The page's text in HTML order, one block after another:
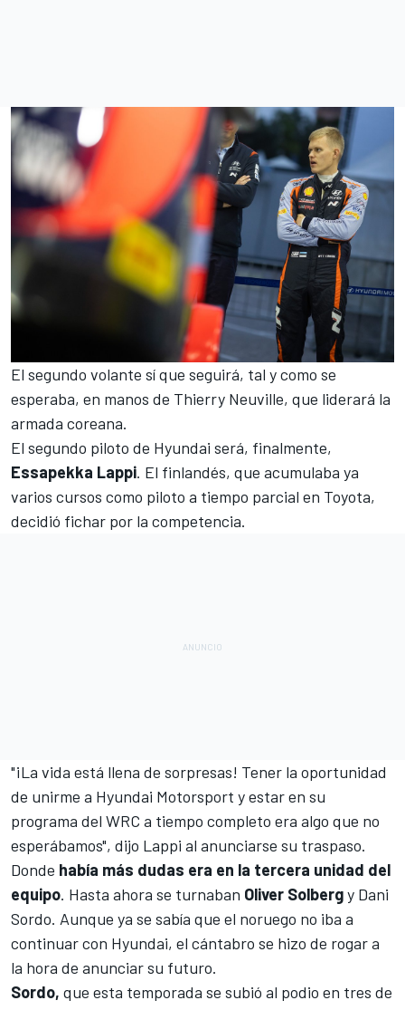
El segundo volante sí que seguirá, tal y como se
esperaba, en manos de Thierry Neuville, que liderará la
armada coreana.
El segundo piloto de Hyundai será, finalmente,
Essapekka Lappi. El finlandés, que acumulaba ya
varios cursos como piloto a tiempo parcial en Toyota,
decidió fichar por la competencia.
"¡La vida está llena de sorpresas! Tener la oportunidad
de unirme a Hyundai Motorsport y estar en su
programa del WRC a tiempo completo era algo que no
esperábamos", dijo Lappi al anunciarse su traspaso.
Donde había más dudas era en la tercera unidad del
equipo. Hasta ahora se turnaban Oliver Solbergy Dani
Sordo. Aunque ya se sabía que el noruego no iba a
continuar con Hyundai, el cántabro se hizo de rogar a
la hora de anunciar su futuro.
Sordo, que esta temporada se subió al podio en tres de